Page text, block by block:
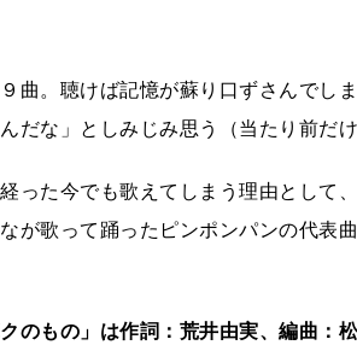
曲。聴けば記憶が蘇り口ずさんでし
んだな」としみじみ思う（当たり前だ
った今でも歌えてしまう理由として
が歌って踊ったピンポンパンの代表曲
のもの」は作詞：荒井由実、編曲：